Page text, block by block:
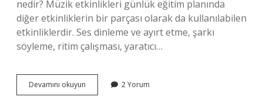
nedir? Müzik etkinlikleri günlük eğitim planında
diğer etkinliklerin bir parçası olarak da kullanılabilen
etkinliklerdir. Ses dinleme ve ayırt etme, şarkı
söyleme, ritim çalışması, yaratıcı…
Devamını okuyun
Etkinliklerinin
2 Yorum